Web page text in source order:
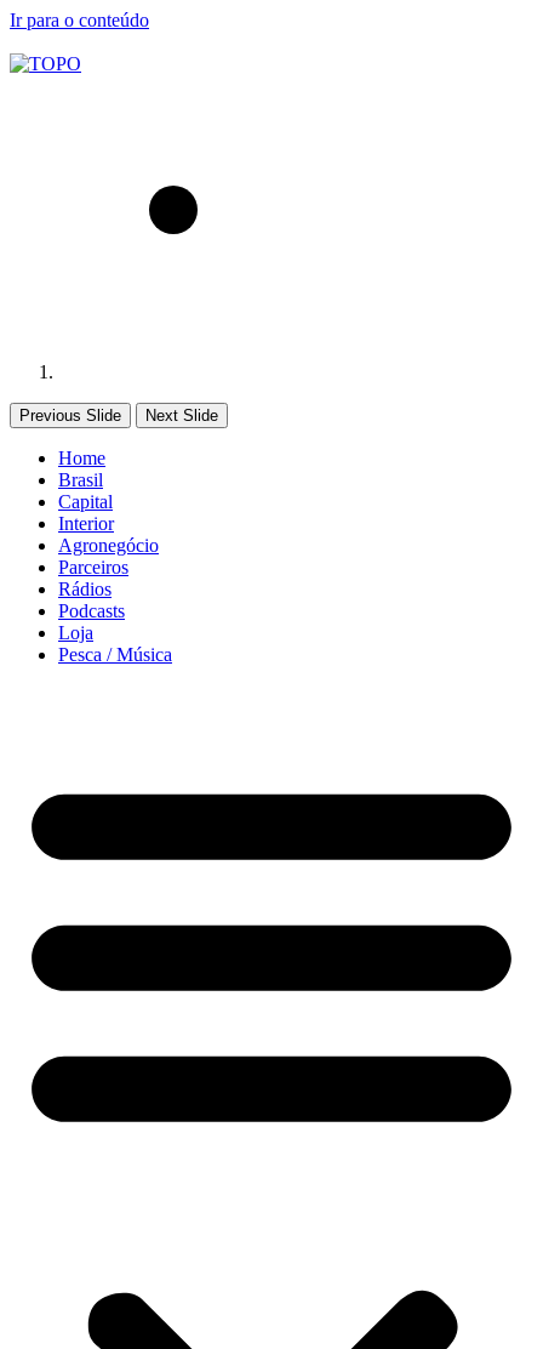
Ir para o conteúdo
Previous Slide Next Slide
Home
Brasil
Capital
Interior
Agronegócio
Parceiros
Rádios
Podcasts
Loja
Pesca / Música